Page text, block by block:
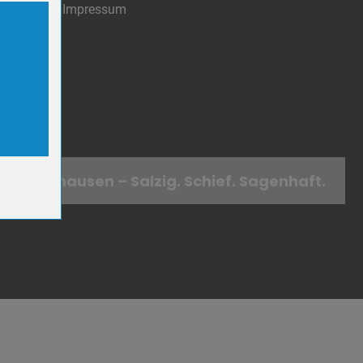
Impressum